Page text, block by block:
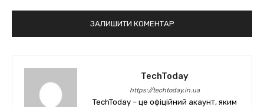
TechToday
https://techtoday.in.ua
TechToday – це офіційний акаунт, яким